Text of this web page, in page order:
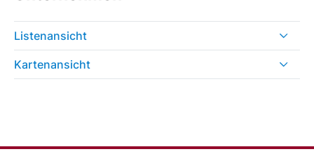
Listenansicht
Kartenansicht